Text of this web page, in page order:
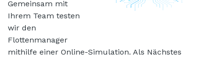
Gemeinsam mit
Ihrem Team testen
wir den
Flottenmanager
mithilfe einer Online-Simulation. Als Nächstes